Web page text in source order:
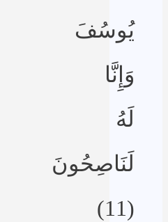
يُوسُفَ
وَإِنَّا
لَهُ
لَنَاصِحُونَ
(11)